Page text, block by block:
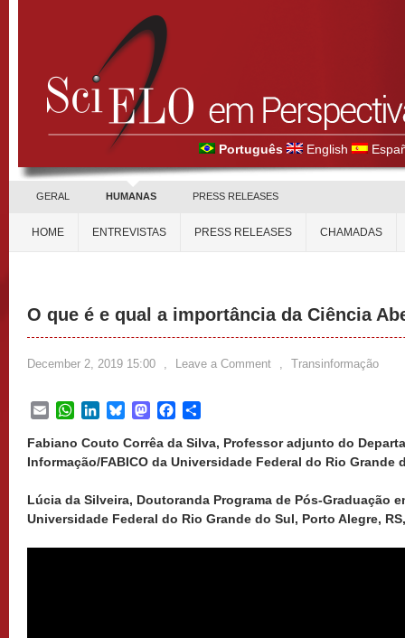
Português English
GERAL HUMANAS PRESS RELEASES
HOME ENTREVISTAS PRESS RELEASES CHAMADAS
O que é e qual a importância da Ciência
December 2, 2019 15:00 , Leave a Comment , Transinformação
EmailWhatsApp
LinkedInBlueskyMastodonFacebook
Fabiano Couto Corrêa da Silva, Professor adjunto do
Informação/FABICO da Universidade Federal do Rio Grande
Lúcia da Silveira, Doutoranda Programa de Pós-Graduação
Universidade Federal do Rio Grande do Sul, Porto Alegre,